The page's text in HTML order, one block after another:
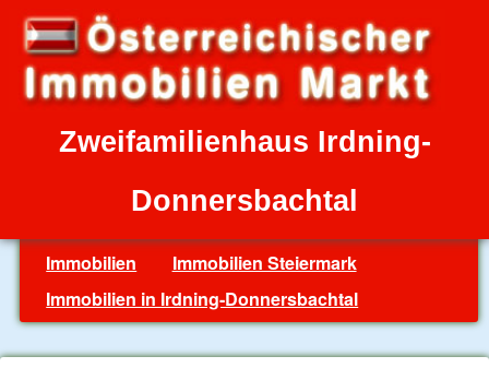
Zweifamilienhaus Irdning-
Donnersbachtal
Immobilien
Immobilien Steiermark
Immobilien in Irdning-Donnersbachtal